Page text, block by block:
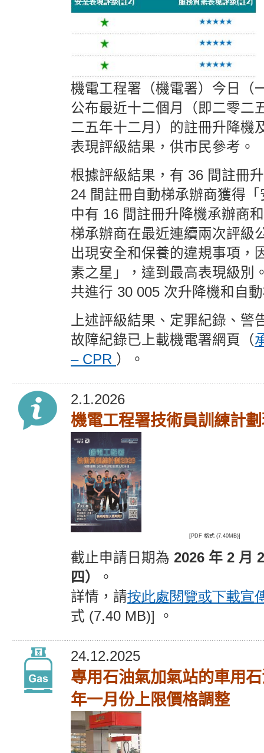
機電工程署（機電署）今日（
公布最近十二個月（即二零二
二五年十二月）的註冊升降機
表現評級結果，供市民參考。
根據評級結果，有 36 間註冊
24 間註冊自動梯承辦商獲得
中有 16 間註冊升降機承辦商
梯承辦商在最近連續兩次評級
出現安全和保養的違規事項，
素之星」，達到最高表現級別
共進行 30 005 次升降機和自
上述評級結果、定罪紀錄、警
故障紀錄已上載機電署網頁（
– CPR ）。
2.1.2026
機電工程署技術員訓練計
[PDF 格式 (7.40MB)]
截止申請日期為 2026 年 2 月
四）
。
詳情，請按此處閱覽或下載宣
式 (7.40 MB)] 。
24.12.2025
專用石油氣加氣站的車用
年一月份上限價格調整